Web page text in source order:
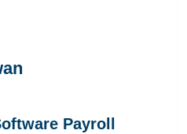
Payroll